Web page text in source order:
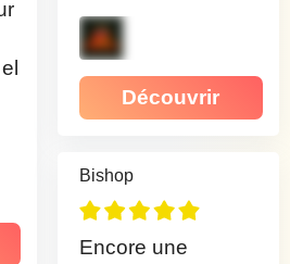
Découvrir
Bishop
Encore une